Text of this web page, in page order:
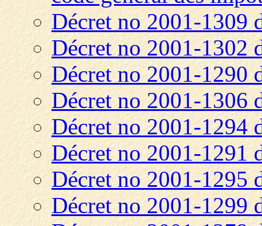
Décret no 2001-1309
Décret no 2001-1302
Décret no 2001-1290
Décret no 2001-1306
Décret no 2001-1294
Décret no 2001-1291
Décret no 2001-1295
Décret no 2001-1299